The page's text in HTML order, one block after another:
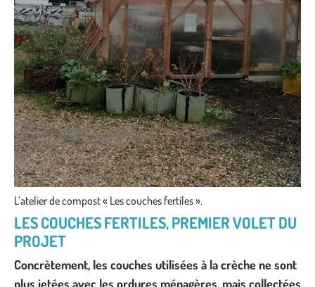
L’atelier de compost « Les couches fertiles ».
LES COUCHES FERTILES, PREMIER VOLET DU
PROJET
Concrètement, les couches utilisées à la crèche ne sont
plus jetées avec les ordures ménagères, mais collectées